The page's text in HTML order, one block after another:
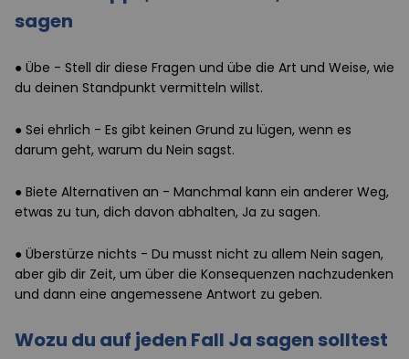
sagen
● Übe - Stell dir diese Fragen und übe die Art und Weise, wie
du deinen Standpunkt vermitteln willst.
● Sei ehrlich - Es gibt keinen Grund zu lügen, wenn es
darum geht, warum du Nein sagst.
● Biete Alternativen an - Manchmal kann ein anderer Weg,
etwas zu tun, dich davon abhalten, Ja zu sagen.
● Überstürze nichts - Du musst nicht zu allem Nein sagen,
aber gib dir Zeit, um über die Konsequenzen nachzudenken
und dann eine angemessene Antwort zu geben.
Wozu du auf jeden Fall Ja sagen solltest